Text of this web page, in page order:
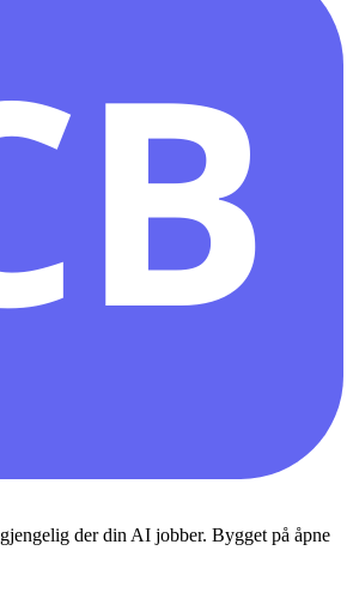
der din AI jobber. Bygget på åpne